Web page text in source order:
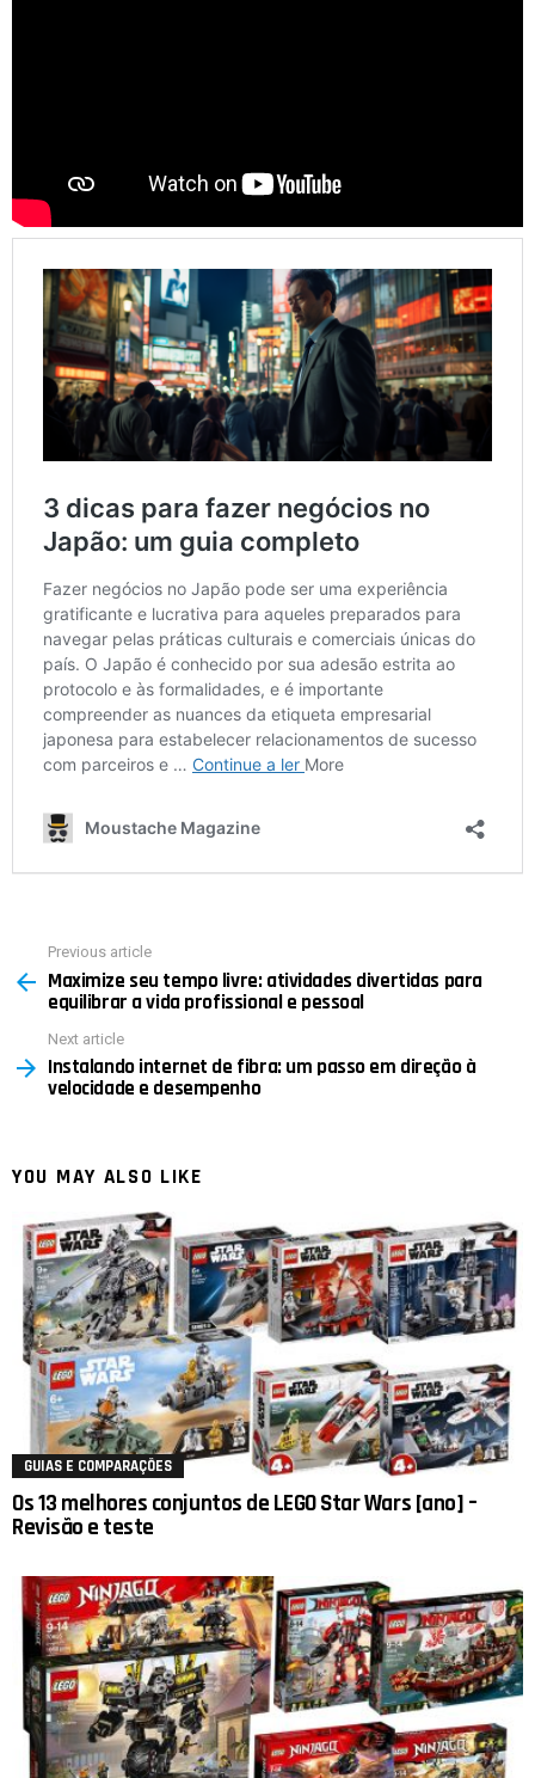
more
Previous article
Maximize seu tempo livre: atividades divertidas para
equilibrar a vida profissional e pessoal
Next article
Instalando internet de fibra: um passo em direção à
velocidade e desempenho
YOU MAY ALSO LIKE
GUIAS E COMPARAÇÕES
Os 13 melhores conjuntos de LEGO Star Wars [ano] –
Revisão e teste